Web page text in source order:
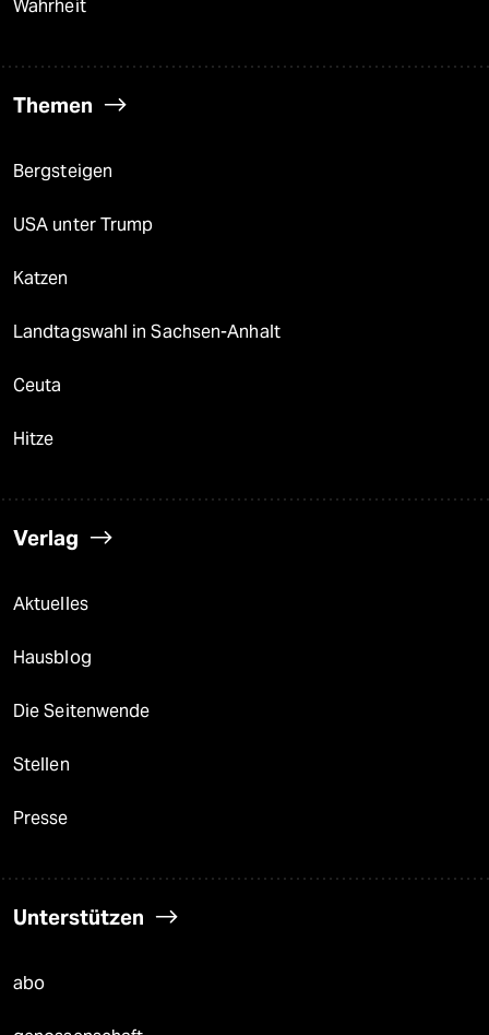
Wahrheit
Themen
Bergsteigen
USA unter Trump
Katzen
Landtagswahl in Sachsen-Anhalt
Ceuta
Hitze
Verlag
Aktuelles
Hausblog
Die Seitenwende
Stellen
Presse
Unterstützen
abo